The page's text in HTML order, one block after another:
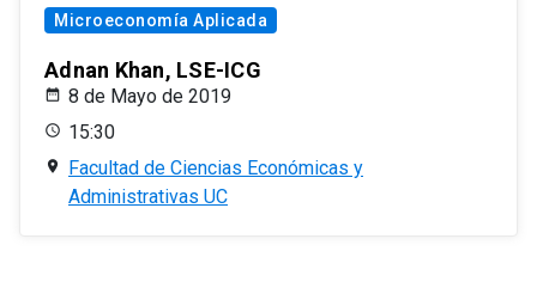
Microeconomía Aplicada
Adnan Khan, LSE-ICG
8 de Mayo de 2019
15:30
Facultad de Ciencias Económicas y
Administrativas UC